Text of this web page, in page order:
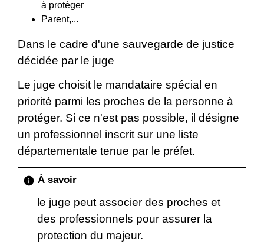
à protéger
Parent,...
Dans le cadre d'une sauvegarde de justice
décidée par le juge
Le juge choisit le mandataire spécial en
priorité parmi les proches de la personne à
protéger. Si ce n'est pas possible, il désigne
un professionnel inscrit sur une liste
départementale tenue par le préfet.
info À savoir
le juge peut associer des proches et
des professionnels pour assurer la
protection du majeur.